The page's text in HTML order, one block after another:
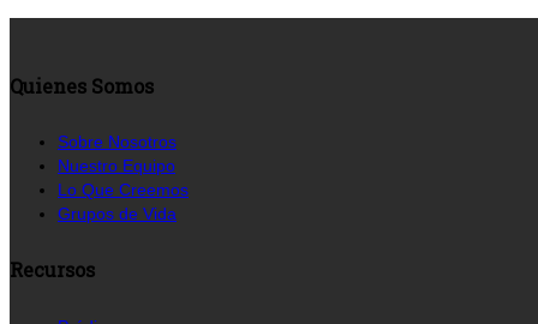
Quienes Somos
Sobre Nosotros
Nuestro Equipo
Lo Que Creemos
Grupos de Vida
Recursos